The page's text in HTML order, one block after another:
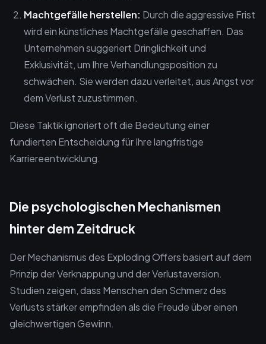
Machtgefälle herstellen: Durch die aggressive Frist
wird ein künstliches Machtgefälle geschaffen. Das
Unternehmen suggeriert Dringlichkeit und
Exklusivität, um Ihre Verhandlungsposition zu
schwächen. Sie werden dazu verleitet, aus Angst vor
dem Verlust zuzustimmen.
Diese Taktik ignoriert oft die Bedeutung einer
fundierten Entscheidung für Ihre langfristige
Karriereentwicklung.
Die psychologischen Mechanismen
hinter dem Zeitdruck
Der Mechanismus des Exploding Offers basiert auf dem
Prinzip der Verknappung und der Verlustaversion.
Studien zeigen, dass Menschen den Schmerz des
Verlusts stärker empfinden als die Freude über einen
gleichwertigen Gewinn.